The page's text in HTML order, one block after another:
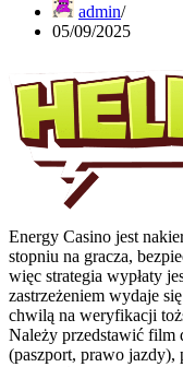
admin
05/09/2025
Energy Casino jest
stopniu na gracza,
więc strategia wypłaty
zastrzeżeniem wydaje
chwilą na weryfikacji
Należy przedstawić film
(paszport, prawo jazdy),